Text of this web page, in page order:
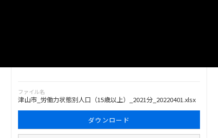
ファイル名
津山市_労働力状態別人口（15歳以上）_2021分_20220401.xlsx
ダウンロード